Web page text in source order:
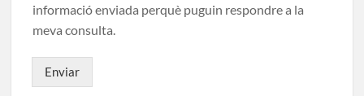
informació enviada perquè puguin respondre a la
meva consulta.
Enviar